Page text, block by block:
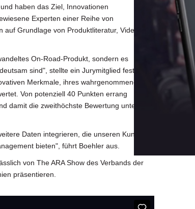
haben das Ziel, Innovationen
Experten einer Reihe von
Grundlage von Produktliteratur, Videos
On-Road-Produkt, sondern es
sind", stellte ein Jurymitglied fest. Die
Merkmale, ihres wahrgenommenen
Von potenziell 40 Punkten errang
damit die zweithöchste Bewertung unter
Daten integrieren, die unseren Kunden
bieten", führt Boehler aus.
von The ARA Show des Verbands der
präsentieren.